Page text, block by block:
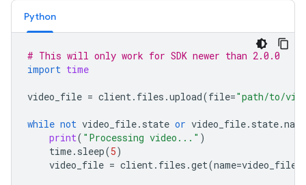
Python
# This will only work for SDK newer than 2.0.0
import time
video_file = client. files .upload(file="path/to/
while not video_file. state or video_file. state.name
print( "Processing video..." )
time. sleep(5)
video_file = client. files .get(name=video_file